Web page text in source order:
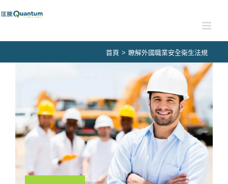
to
首頁 > 瞭解外國職業安全衛生法規